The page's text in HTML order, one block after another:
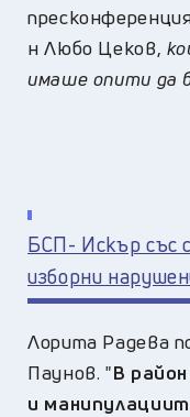
н Любо Цеков,
имаше опити да
БСП- Искър със
изборни
Лорита Радева
Паунов. "В
и